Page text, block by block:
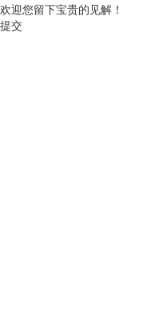
欢迎您留下宝贵的见解！
提交